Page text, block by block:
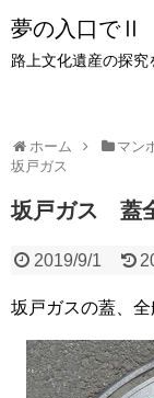
夢の入口でⅡ
路上文化遺産の探究
ホーム マン
坂戸ガス
坂戸ガス 蓋
2019/9/1
坂戸ガスの蓋、全